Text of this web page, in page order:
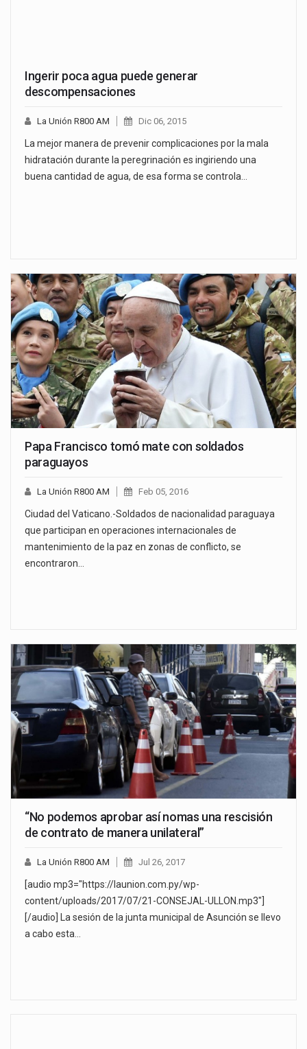
Ingerir poca agua puede generar
descompensaciones
La Unión R800 AM Dic 06, 2015
La mejor manera de prevenir complicaciones por la mala
hidratación durante la peregrinación es ingiriendo una
buena cantidad de agua, de esa forma se controla…
Papa Francisco tomó mate con soldados
paraguayos
La Unión R800 AM Feb 05, 2016
Ciudad del Vaticano.-Soldados de nacionalidad paraguaya
que participan en operaciones internacionales de
mantenimiento de la paz en zonas de conflicto, se
encontraron…
“No podemos aprobar así nomas una rescisión
de contrato de manera unilateral”
La Unión R800 AM Jul 26, 2017
[audio mp3="https://launion.com.py/wp-
content/uploads/2017/07/21-CONSEJAL-ULLON.mp3"]
[/audio] La sesión de la junta municipal de Asunción se llevo
a cabo esta…